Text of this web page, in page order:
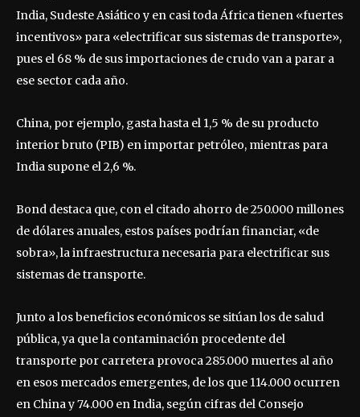
India, Sudeste Asiático y en casi toda África tienen «fuertes
incentivos» para «electrificar sus sistemas de transporte»,
pues el 68 % de sus importaciones de crudo van a parar a
ese sector cada año.
China, por ejemplo, gasta hasta el 1,5 % de su producto
interior bruto (PIB) en importar petróleo, mientras para
India supone el 2,6 %.
Bond destaca que, con el citado ahorro de 250.000 millones
de dólares anuales, estos países podrían financiar, «de
sobra», la infraestructura necesaria para electrificar sus
sistemas de transporte.
Junto a los beneficios económicos se sitúan los de salud
pública, ya que la contaminación procedente del
transporte por carretera provoca 285.000 muertes al año
en esos mercados emergentes, de los que 114.000 ocurren
en China y 74.000 en India, según cifras del Consejo